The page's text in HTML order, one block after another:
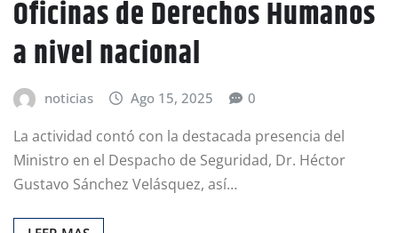
Oficinas de Derechos Humanos
a nivel nacional
noticias Ago 15, 2025 0
La actividad contó con la destacada presencia del
Ministro en el Despacho de Seguridad, Dr. Héctor
Gustavo Sánchez Velásquez, así…